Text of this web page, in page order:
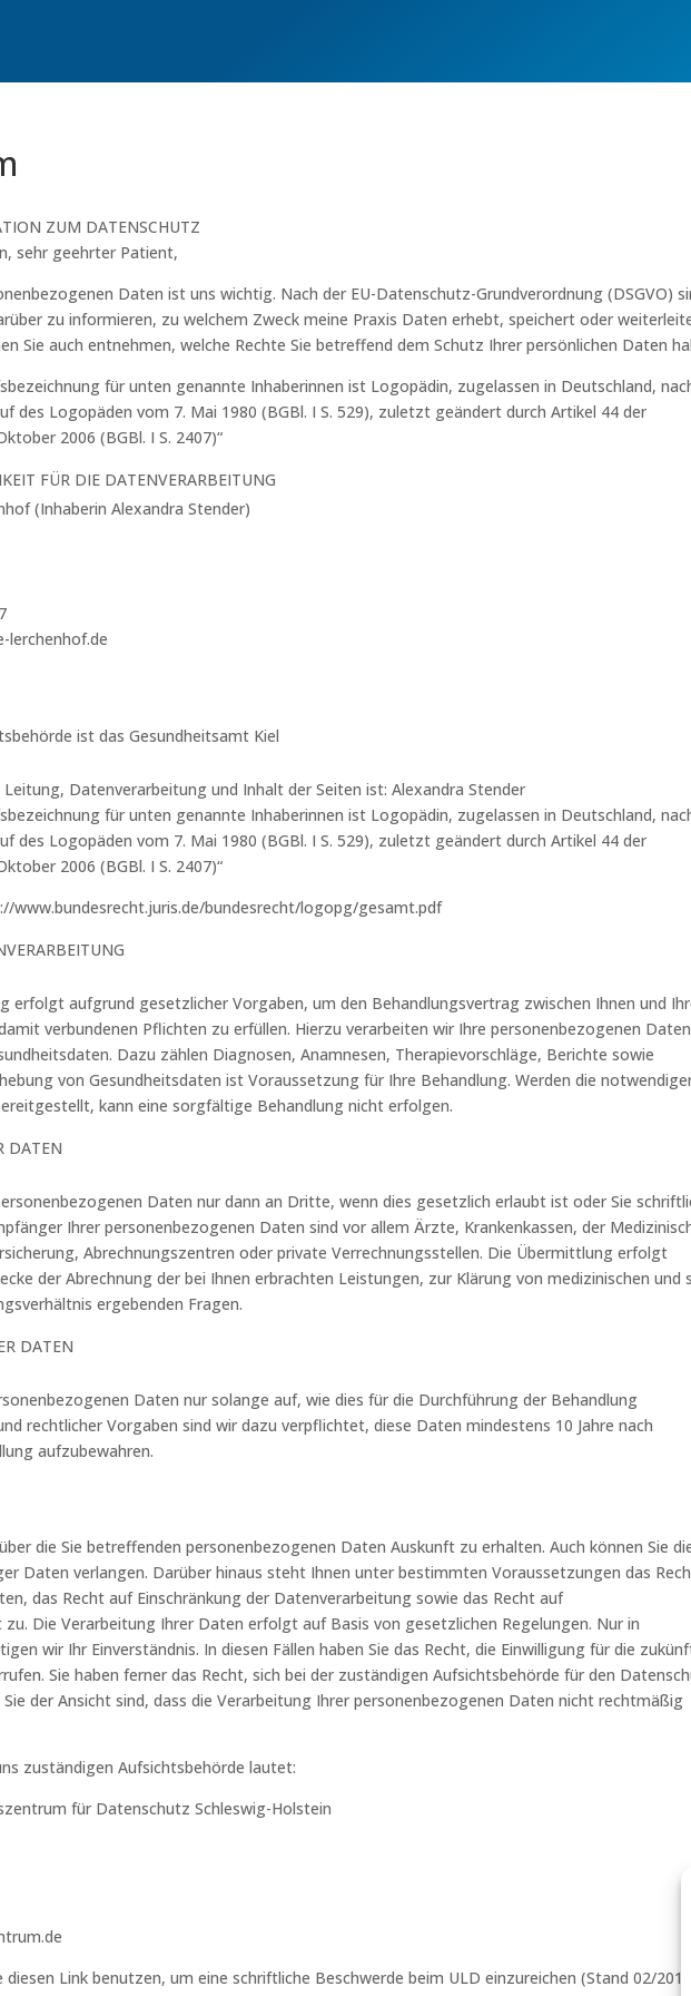
ZUM DATENSCHUTZ
sehr geehrter Patient,
Daten ist uns wichtig. Nach der EU-Datenschutz-Grundverordnung (DSGVO)
zu informieren, zu welchem Zweck meine Praxis Daten erhebt, speichert oder
Sie auch entnehmen, welche Rechte Sie betreffend dem Schutz Ihrer persönlichen Daten
für unten genannte Inhaberinnen ist Logopädin, zugelassen in Deutschland,
des Logopäden vom 7. Mai 1980 (BGBl. I S. 529), zuletzt geändert durch Artikel 44 der
2006 (BGBl. I S. 2407)“
FÜR DIE DATENVERARBEITUNG
(Inhaberin Alexandra Stender)
lerchenhof.de
ist das Gesundheitsamt Kiel
Datenverarbeitung und Inhalt der Seiten ist: Alexandra Stender
für unten genannte Inhaberinnen ist Logopädin, zugelassen in Deutschland,
des Logopäden vom 7. Mai 1980 (BGBl. I S. 529), zuletzt geändert durch Artikel 44 der
2006 (BGBl. I S. 2407)“
www.bundesrecht.juris.de/bundesrecht/logopg/gesamt.pdf
erfolgt aufgrund gesetzlicher Vorgaben, um den Behandlungsvertrag zwischen Ihnen und
verbundenen Pflichten zu erfüllen. Hierzu verarbeiten wir Ihre personenbezogenen
Dazu zählen Diagnosen, Anamnesen, Therapievorschläge, Berichte sowie
von Gesundheitsdaten ist Voraussetzung für Ihre Behandlung. Werden die
kann eine sorgfältige Behandlung nicht erfolgen.
DATEN
Daten nur dann an Dritte, wenn dies gesetzlich erlaubt ist oder Sie
Ihrer personenbezogenen Daten sind vor allem Ärzte, Krankenkassen, der
Abrechnungszentren oder private Verrechnungsstellen. Die Übermittlung erfolgt
der Abrechnung der bei Ihnen erbrachten Leistungen, zur Klärung von medizinischen und
ergebenden Fragen.
DATEN
Daten nur solange auf, wie dies für die Durchführung der Behandlung
rechtlicher Vorgaben sind wir dazu verpflichtet, diese Daten mindestens 10 Jahre nach
aufzubewahren.
die Sie betreffenden personenbezogenen Daten Auskunft zu erhalten. Auch können Sie
Daten verlangen. Darüber hinaus steht Ihnen unter bestimmten Voraussetzungen das
das Recht auf Einschränkung der Datenverarbeitung sowie das Recht auf
Die Verarbeitung Ihrer Daten erfolgt auf Basis von gesetzlichen Regelungen. Nur in
wir Ihr Einverständnis. In diesen Fällen haben Sie das Recht, die Einwilligung für die
Sie haben ferner das Recht, sich bei der zuständigen Aufsichtsbehörde für den
der Ansicht sind, dass die Verarbeitung Ihrer personenbezogenen Daten nicht rechtmäßig
zuständigen Aufsichtsbehörde lautet:
für Datenschutz Schleswig-Holstein
diesen Link benutzen, um eine schriftliche Beschwerde beim ULD einzureichen (Stand 02/